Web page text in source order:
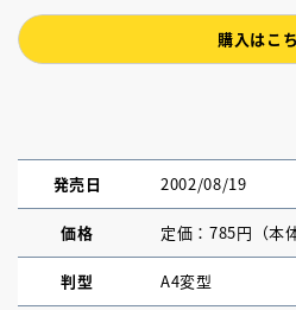
購入はこ
発売日 2002/08/19
価格 定価：785円（本
判型 A4変型